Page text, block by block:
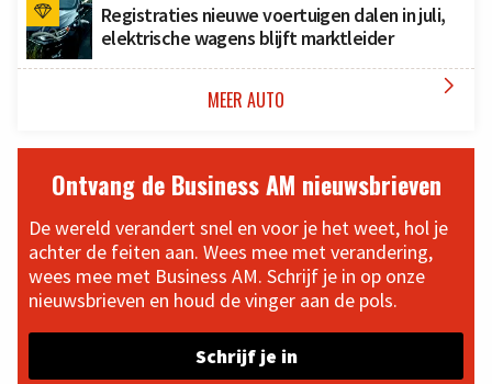
Registraties nieuwe voertuigen dalen in juli,
elektrische wagens blijft marktleider
MEER AUTO 
Ontvang de Business AM nieuwsbrieven
De wereld verandert snel en voor je het weet, hol je
achter de feiten aan. Wees mee met verandering,
wees mee met Business AM. Schrijf je in op onze
nieuwsbrieven en houd de vinger aan de pols.
Schrijf je in